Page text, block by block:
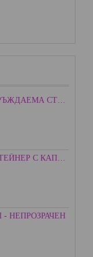
МРЕЖИЧКА ОТ НЕРЪЖДАЕМА СТОМАНА - 15ММ.
ПЛАСТМАСОВ КОНТЕЙНЕР С КАПАЧКА - ЦВЕТЕН
НЕПРОЗРАЧЕН